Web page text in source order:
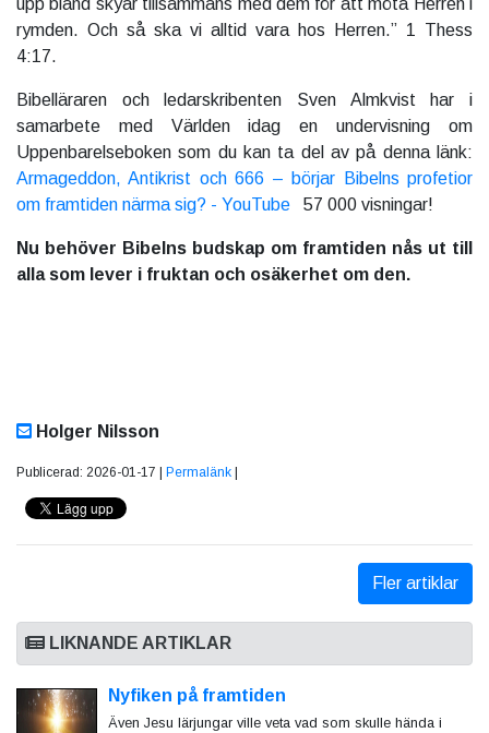
upp bland skyar tillsammans med dem för att möta Herren i
rymden. Och så ska vi alltid vara hos Herren.” 1 Thess
4:17.
Bibelläraren och ledarskribenten Sven Almkvist har i
samarbete med Världen idag en undervisning om
Uppenbarelseboken som du kan ta del av på denna länk:
Armageddon, Antikrist och 666 – börjar Bibelns profetior
om framtiden närma sig? - YouTube 57 000 visningar!
Nu behöver Bibelns budskap om framtiden nås ut till
alla som lever i fruktan och osäkerhet om den.
Holger Nilsson
Publicerad: 2026-01-17 | Permalänk
Fler artiklar
LIKNANDE ARTIKLAR
Nyfiken på framtiden
Även Jesu lärjungar ville veta vad som skulle hända i